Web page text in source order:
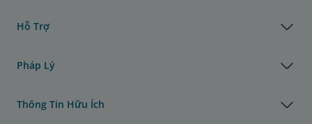
Hỗ Trợ
Pháp Lý
Thông Tin Hữu Ích